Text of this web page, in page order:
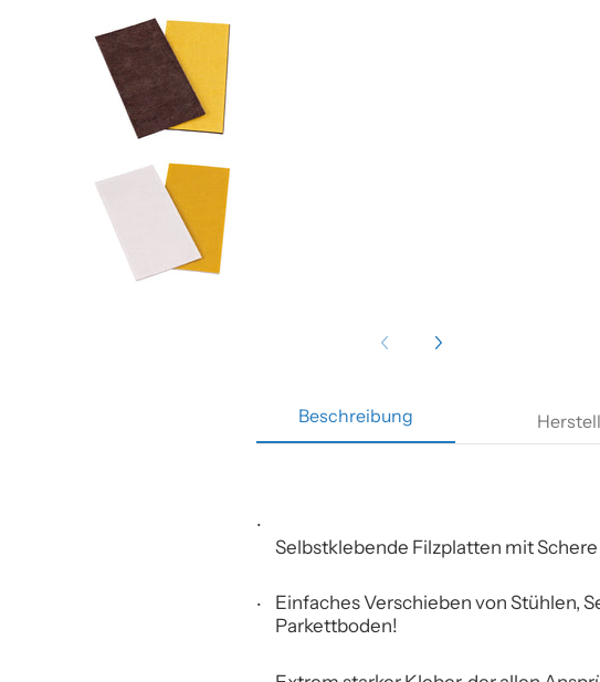
Beschreibung
Selbstklebende Filzplatten mit
Einfaches Verschieben von Stühlen,
Parkettboden!